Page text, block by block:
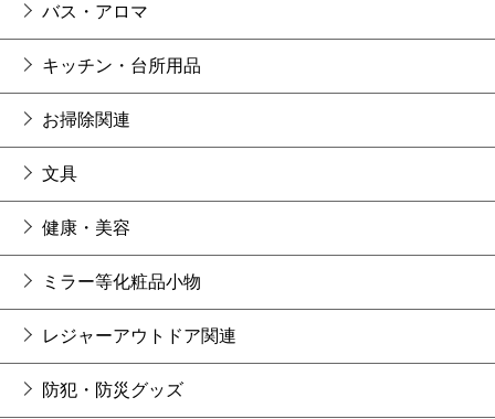
バス・アロマ
キッチン・台所用品
お掃除関連
文具
健康・美容
ミラー等化粧品小物
レジャーアウトドア関連
防犯・防災グッズ